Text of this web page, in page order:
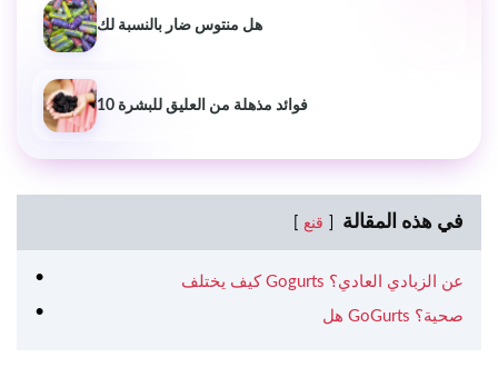
هل منتوس ضار بالنسبة لك
10 فوائد مذهلة من العليق للبشرة
في هذه المقالة قنع
كيف يختلف Gogurts عن الزبادي العادي؟
هل GoGurts صحية؟